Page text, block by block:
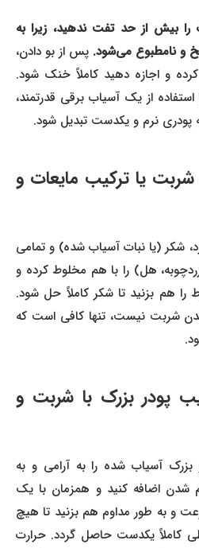
بیش از حد تفت ندهید، زیرا به
نامطبوع می‌شود.پس از بو دادن،
و اجازه دهید کاملاً خنک شود.
از یک آسیاب برقی قدرتمند،
نرم و یکدست تبدیل شود.
یا ترکیب مایعات و
(یا نبات آسیاب شده) و تمامی
هل) را با هم مخلوط کرده و
هم بزنید تا شکر کاملاً حل شود.
شربت نیست، تنها کافی است که
پودر بزرک با شربت و
آسیاب شده را به آرامی و به
اضافه کنید و همزمان با یک
طور مداوم هم بزنید تا هیچ
کاملاً یکدست حاصل گردد. حرارت